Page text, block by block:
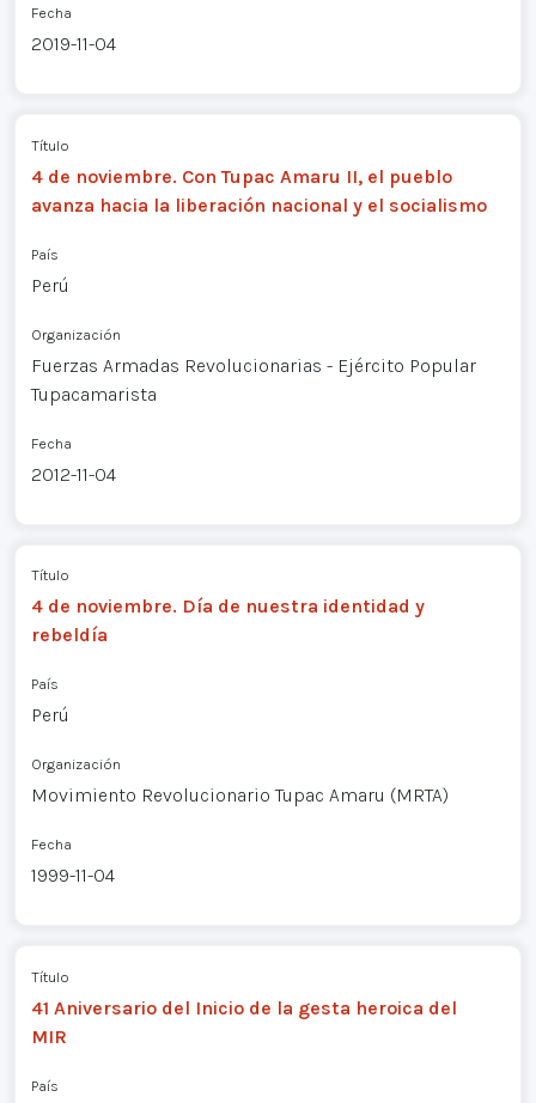
Fecha
2019-11-04
Título
4 de noviembre. Con Tupac Amaru II, el pueblo
avanza hacia la liberación nacional y el socialismo
País
Perú
Organización
Fuerzas Armadas Revolucionarias - Ejército Popular
Tupacamarista
Fecha
2012-11-04
Título
4 de noviembre. Día de nuestra identidad y
rebeldía
País
Perú
Organización
Movimiento Revolucionario Tupac Amaru (MRTA)
Fecha
1999-11-04
Título
41 Aniversario del Inicio de la gesta heroica del
MIR
País